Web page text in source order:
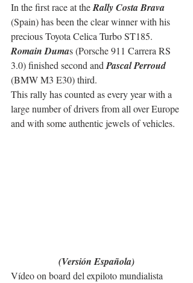
In the first race at the Rally Costa Brava
(Spain) has been the clear winner with his
precious Toyota Celica Turbo ST185.
Romain Dumas (Porsche 911 Carrera RS
3.0) finished second and Pascal Perroud
(BMW M3 E30) third.
This rally has counted as every year with a
large number of drivers from all over Europe
and with some authentic jewels of vehicles.
(Versión Española)
Vídeo on board del expiloto mundialista